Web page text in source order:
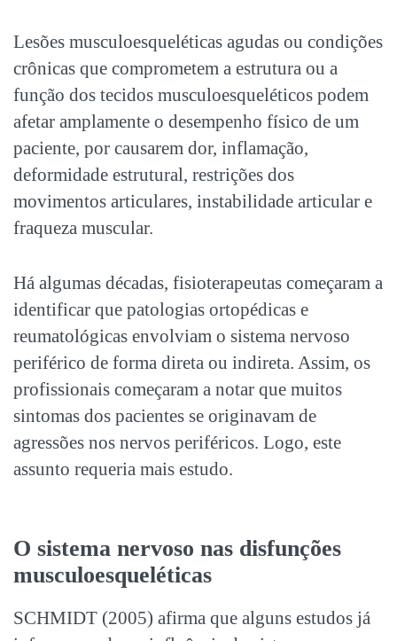
Lesões musculoesqueléticas agudas ou condições
crônicas que comprometem a estrutura ou a
função dos tecidos musculoesqueléticos podem
afetar amplamente o desempenho físico de um
paciente, por causarem dor, inflamação,
deformidade estrutural, restrições dos
movimentos articulares, instabilidade articular e
fraqueza muscular.
Há algumas décadas, fisioterapeutas começaram a
identificar que patologias ortopédicas e
reumatológicas envolviam o sistema nervoso
periférico de forma direta ou indireta. Assim, os
profissionais começaram a notar que muitos
sintomas dos pacientes se originavam de
agressões nos nervos periféricos. Logo, este
assunto requeria mais estudo.
O sistema nervoso nas disfunções
musculoesqueléticas
SCHMIDT (2005) afirma que alguns estudos já